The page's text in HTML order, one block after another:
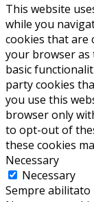
This website
while you
cookies that are
your browser
basic
party cookies
you use this
browser only
to opt-out of
these cookies
Necessary
Necessary
Sempre abilitato